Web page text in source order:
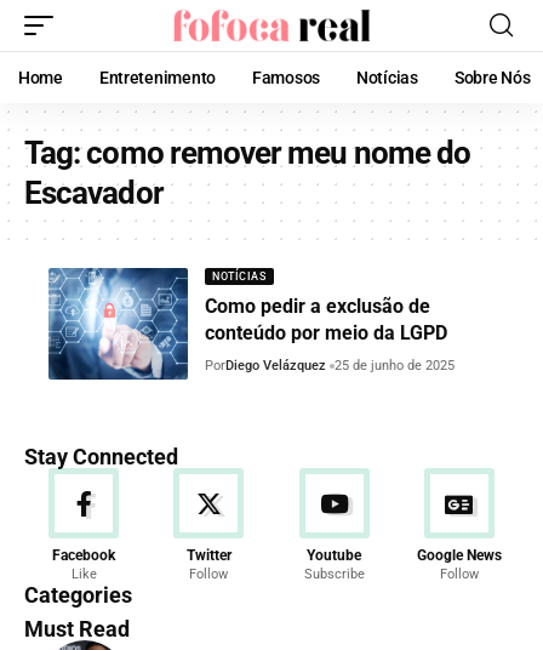
Home Entretenimento Famosos Notícias Sobre Nós
Tag:como remover meu nome do
Escavador
NOTÍCIAS
Como pedir a exclusão de
conteúdo por meio da LGPD
PorDiego Velázquez 25 de junho de 2025
Stay Connected
Facebook
Like
Twitter
Follow
Youtube
Subscribe
Google News
Follow
Categories
Must Read